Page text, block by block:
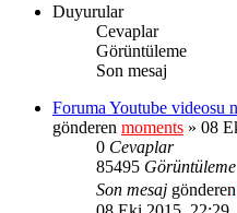
Duyurular
Cevaplar
Görüntüleme
Son mesaj
Foruma Youtube videosu
gönderen moments » 08
0 Cevaplar
85495 Görüntüleme
Son mesaj gönderen